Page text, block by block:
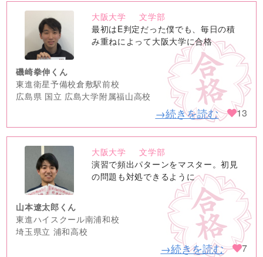
no
image
大阪大学
文学部
最初はE判定だった僕でも、毎日の積
み重ねによって大阪大学に合格
磯崎拳伸くん
東進衛星予備校倉敷駅前校
広島県 国立 広島大学附属福山高校
→続きを読む 13
no
image
大阪大学
文学部
演習で頻出パターンをマスター。初見
の問題も対処できるように
山本遼太郎くん
東進ハイスクール南浦和校
埼玉県立 浦和高校
→続きを読む 7